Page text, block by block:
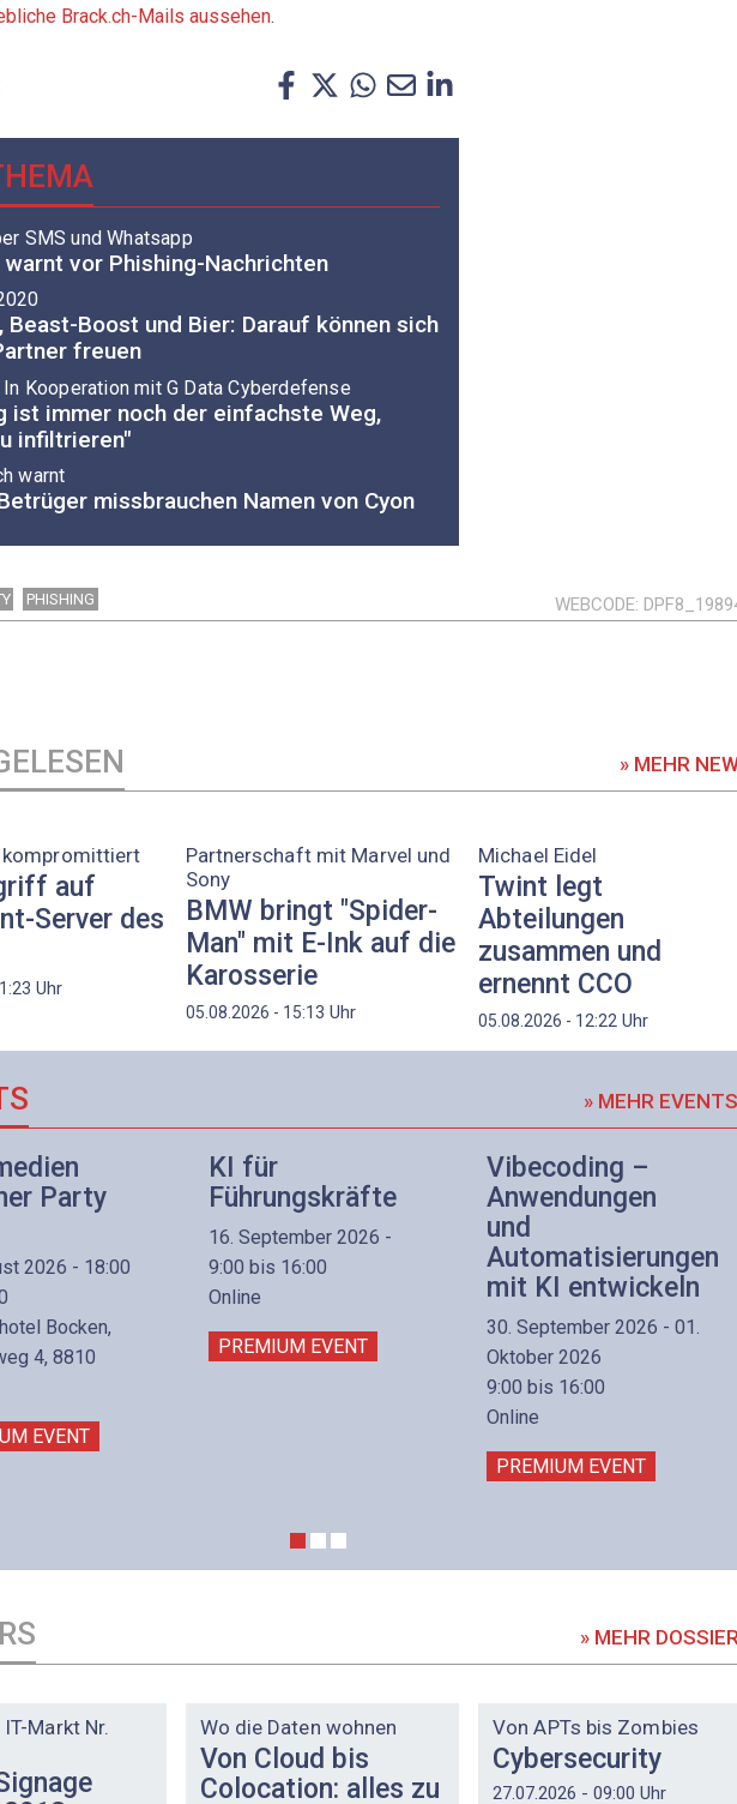
Brack.ch-Mails aussehen.
SMS und Whatsapp
warnt vor Phishing-Nachrichten
Beast-Boost und Bier: Darauf können sich
freuen
Kooperation mit G Data Cyberdefense
ist immer noch der einfachste Weg,
infiltrieren"
warnt
missbrauchen Namen von Cyon
PHISHING WEBCODE
» MEHR
kompromittiert
auf
Server des
Uhr
Partnerschaft mit Marvel und
Sony
BMW bringt "Spider-
Man" mit E-Ink auf die
Karosserie
05.08.2026 - 15:13 Uhr
Michael Eidel
Twint legt
Abteilungen
zusammen und
ernennt CCO
05.08.2026 - 12:22 Uhr
» MEHR
Party
2026 - 18:00
Bocken,
4, 8810
EVENT
KI für
Führungskräfte
16. September 2026 -
9:00 bis 16:00
Online
PREMIUM EVENT
Vibecoding –
Anwendungen
und
Automatisierungen
mit KI entwickeln
30. September 2026 - 01.
Oktober 2026
9:00 bis 16:00
Online
PREMIUM EVENT
» MEHR
Markt Nr.
Wo die Daten wohnen
Von Cloud bis
Colocation: alles zu
Von APTs bis Zombies
Cybersecurity
27.07.2026 - 09:00 Uhr